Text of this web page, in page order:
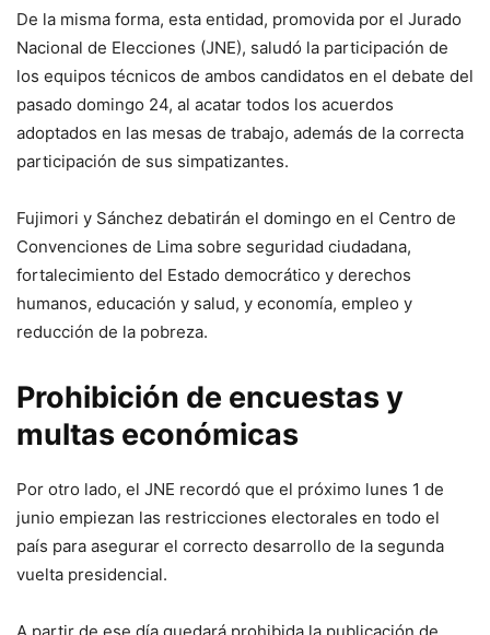
De la misma forma, esta entidad, promovida por el Jurado
Nacional de Elecciones (JNE), saludó la participación de
los equipos técnicos de ambos candidatos en el debate del
pasado domingo 24, al acatar todos los acuerdos
adoptados en las mesas de trabajo, además de la correcta
participación de sus simpatizantes.
Fujimori y Sánchez debatirán el domingo en el Centro de
Convenciones de Lima sobre seguridad ciudadana,
fortalecimiento del Estado democrático y derechos
humanos, educación y salud, y economía, empleo y
reducción de la pobreza.
Prohibición de encuestas y
multas económicas
Por otro lado, el JNE recordó que el próximo lunes 1 de
junio empiezan las restricciones electorales en todo el
país para asegurar el correcto desarrollo de la segunda
vuelta presidencial.